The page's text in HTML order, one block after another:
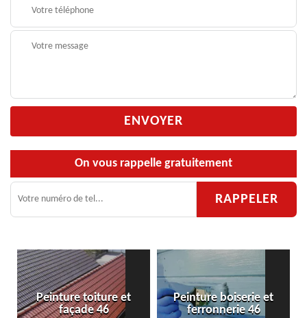
On vous rappelle gratuitement
Peinture boiserie et
ferronnerie 46
Peinture de sol 46